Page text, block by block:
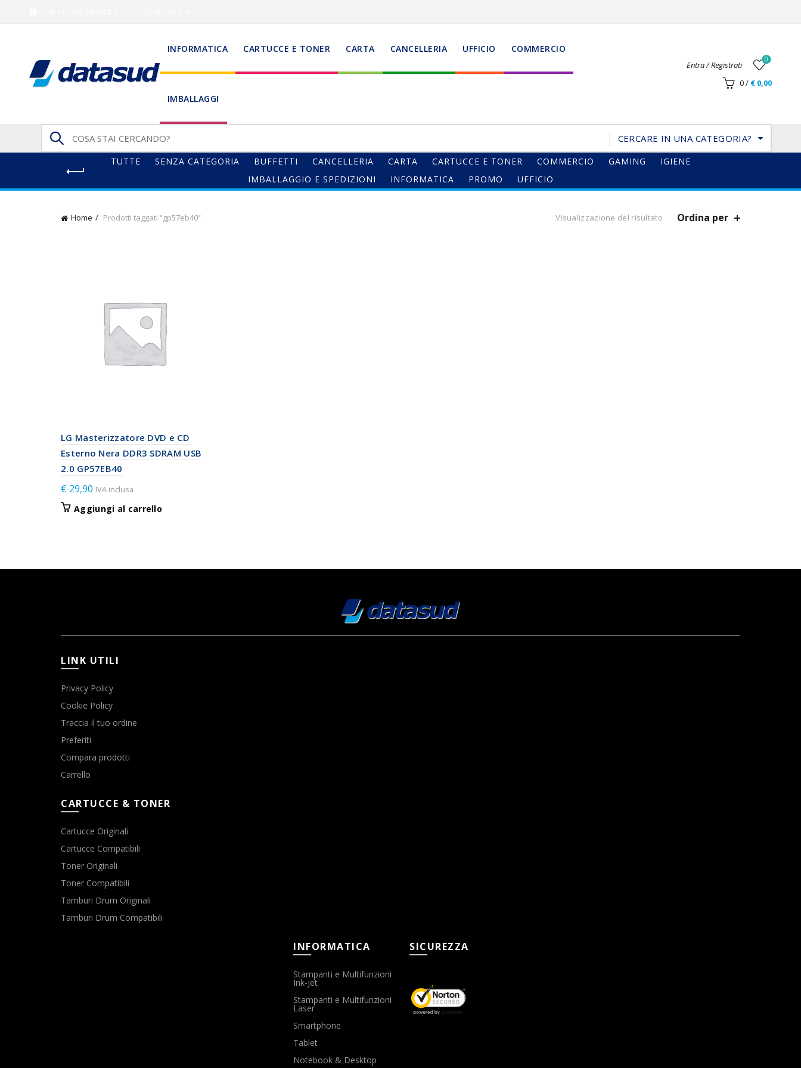
INFORMATICA CARTUCCE E TONER CARTA CANCELLERIA UFFICIO COMMERCIO
IMBALLAGGI
Entra / Registrati
0
0/ €0,00
Search
for:
CERCARE IN UNA CATEGORIA?
TUTTE SENZA CATEGORIA BUFFETTI CANCELLERIA CARTA CARTUCCE E TONER COMMERCIO GAMING
IGIENE
IMBALLAGGIO E SPEDIZIONI
INFORMATICA PROMO UFFICIO
Home Prodotti taggati “gp57eb40” Visualizzazione del risultato Ordina per
LG Masterizzatore DVD e CD
Esterno Nera DDR3 SDRAM USB
2.0 GP57EB40
€ 29,90 IVA inclusa
Aggiungi al carrello
LINK UTILI
Privacy Policy
Cookie Policy
Traccia il tuo ordine
Preferiti
Compara prodotti
Carrello
CARTUCCE & TONER
Cartucce Originali
Cartucce Compatibili
Toner Originali
Toner Compatibili
Tamburi Drum Originali
Tamburi Drum Compatibili
INFORMATICA
Stampanti e Multifunzioni
Ink-Jet
Stampanti e Multifunzioni
Laser
Smartphone
Tablet
Notebook & Desktop
SICUREZZA